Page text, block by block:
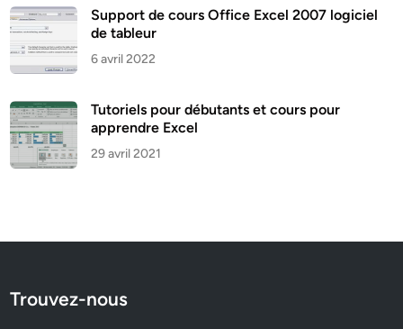
Support de cours Office Excel 2007 logiciel
de tableur
6 avril 2022
Tutoriels pour débutants et cours pour
apprendre Excel
29 avril 2021
Trouvez-nous